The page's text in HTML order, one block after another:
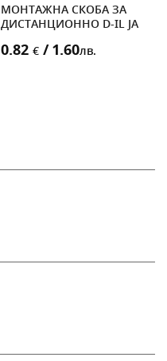
МОНТАЖНА СКОБА ЗА
ДИСТАНЦИОННО D-IL JA
0.82 € / 1.60лв.